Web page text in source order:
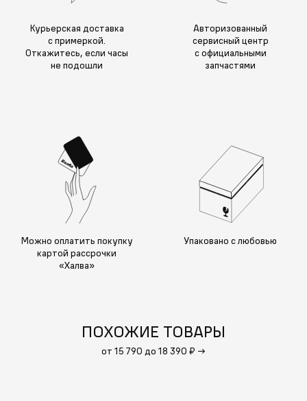
Курьерская доставка
с примеркой.
Откажитесь, если часы
не подошли
Авторизованный
сервисный центр
с официальными
запчастями
Можно оплатить покупку
картой рассрочки
«Халва»
Упаковано с любовью
ПОХОЖИЕ ТОВАРЫ
от 15 790 до 18 390 ₽ →